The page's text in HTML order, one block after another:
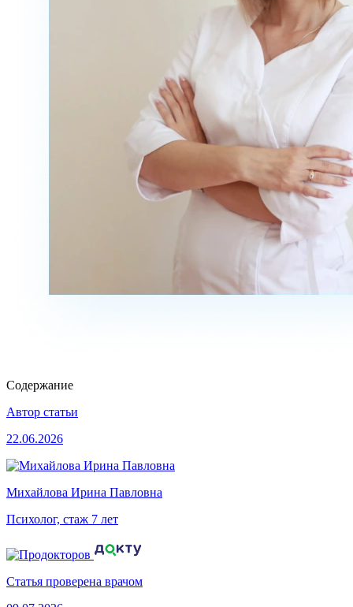
Содержание
Автор статьи
22.06.2026
Михайлова Ирина Павловна
Психолог, стаж 7 лет
Статья проверена врачом